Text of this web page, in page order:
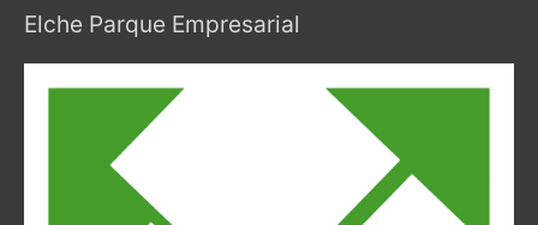
Elche Parque Empresarial